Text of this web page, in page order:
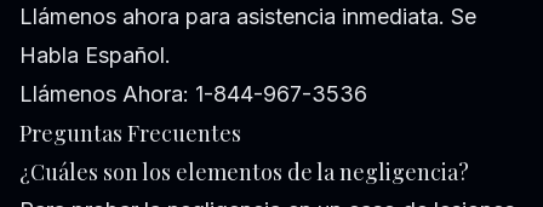
Llámenos ahora para asistencia inmediata. Se
Habla Español.
Llámenos Ahora: 1-844-967-3536
Preguntas Frecuentes
¿Cuáles son los elementos de la negligencia?